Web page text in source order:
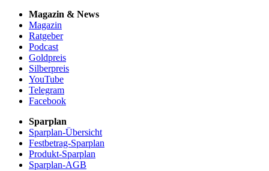
Magazin & News
Magazin
Ratgeber
Podcast
Goldpreis
Silberpreis
YouTube
Telegram
Facebook
Sparplan
Sparplan-Übersicht
Festbetrag-Sparplan
Produkt-Sparplan
Sparplan-AGB